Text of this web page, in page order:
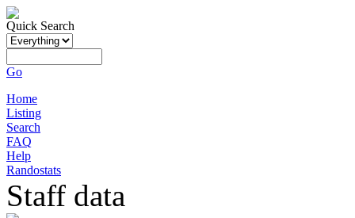
Quick Search
Go
Home
Listing
Search
FAQ
Help
Randostats
Staff data